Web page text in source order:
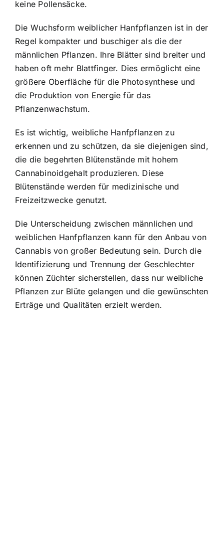
keine Pollensäcke.
Die Wuchsform weiblicher Hanfpflanzen ist in der
Regel kompakter und buschiger als die der
männlichen Pflanzen. Ihre Blätter sind breiter und
haben oft mehr Blattfinger. Dies ermöglicht eine
größere Oberfläche für die Photosynthese und
die Produktion von Energie für das
Pflanzenwachstum.
Es ist wichtig, weibliche Hanfpflanzen zu
erkennen und zu schützen, da sie diejenigen sind,
die die begehrten Blütenstände mit hohem
Cannabinoidgehalt produzieren. Diese
Blütenstände werden für medizinische und
Freizeitzwecke genutzt.
Die Unterscheidung zwischen männlichen und
weiblichen Hanfpflanzen kann für den Anbau von
Cannabis von großer Bedeutung sein. Durch die
Identifizierung und Trennung der Geschlechter
können Züchter sicherstellen, dass nur weibliche
Pflanzen zur Blüte gelangen und die gewünschten
Erträge und Qualitäten erzielt werden.